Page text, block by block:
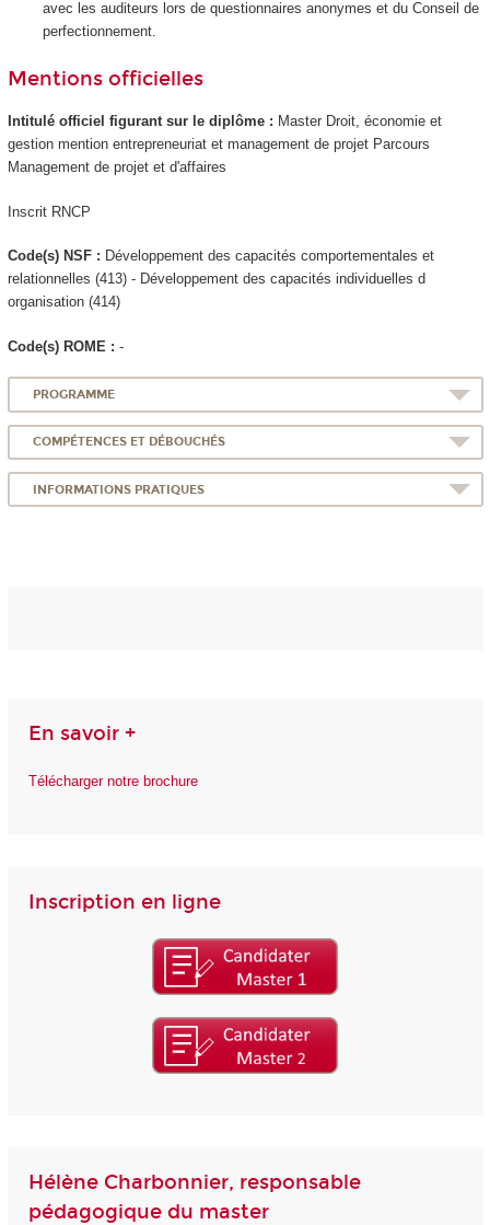
avec les auditeurs lors de questionnaires anonymes et du Conseil de
perfectionnement.
Mentions officielles
Intitulé officiel figurant sur le diplôme : Master Droit, économie et
gestion mention entrepreneuriat et management de projet Parcours
Management de projet et d'affaires
Inscrit RNCP
Code(s) NSF : Développement des capacités comportementales et
relationnelles (413) - Développement des capacités individuelles d
organisation (414)
Code(s) ROME : -
PROGRAMME
COMPÉTENCES ET DÉBOUCHÉS
INFORMATIONS PRATIQUES
En savoir +
Télécharger notre brochure
Inscription en ligne
Hélène Charbonnier, responsable
pédagogique du master